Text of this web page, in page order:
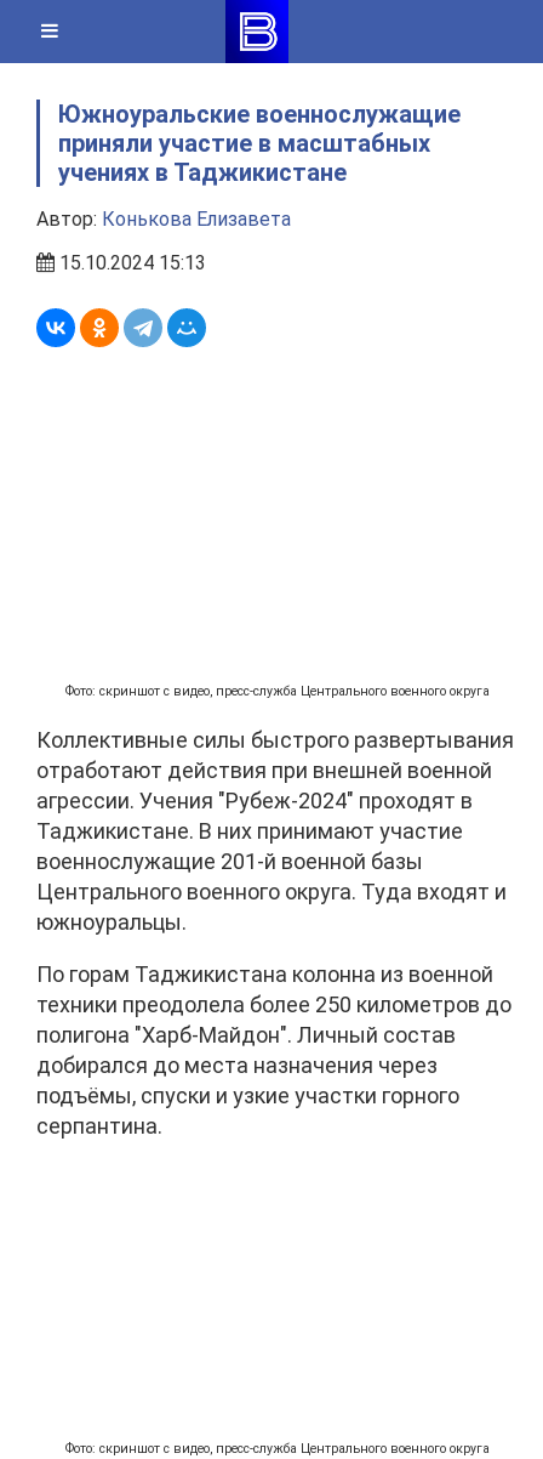
content
Южноуральские военнослужащие
приняли участие в масштабных
учениях в Таджикистане
Автор: Конькова Елизавета
15.10.2024 15:13
Фото: скриншот с видео, пресс-служба Центрального военного округа
Коллективные силы быстрого развертывания
отработают действия при внешней военной
агрессии. Учения "Рубеж-2024" проходят в
Таджикистане. В них принимают участие
военнослужащие 201-й военной базы
Центрального военного округа. Туда входят и
южноуральцы.
По горам Таджикистана колонна из военной
техники преодолела более 250 километров до
полигона "Харб-Майдон". Личный состав
добирался до места назначения через
подъёмы, спуски и узкие участки горного
серпантина.
Фото: скриншот с видео, пресс-служба Центрального военного округа